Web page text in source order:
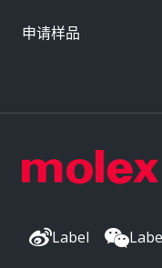
Label
申请样品